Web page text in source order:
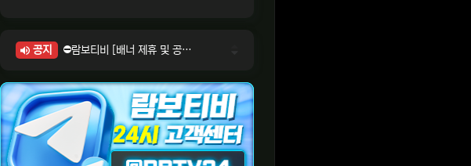
공지
⛔람보티비 [배너 제휴 및 공식 입점 문의 안내]
⛔람보티비 [정회원 등급UP! 안내사항]
⛔람보티비 [채팅방 이용시 주의사항]
⛔람보티비 [공식보증업체 안내]